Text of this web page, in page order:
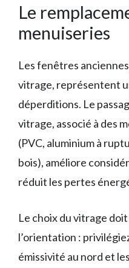
Le
menuiseries
Les fenêtres
vitrage, représentent
déperditions. Le
vitrage, associé à des
(PVC, aluminium à
bois), améliore
réduit les pertes
Le choix du vitrage
l’orientation :
émissivité au nord et